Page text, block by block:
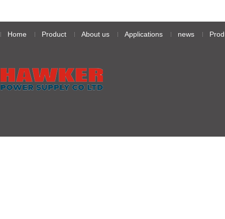
Home Product About us Applications news